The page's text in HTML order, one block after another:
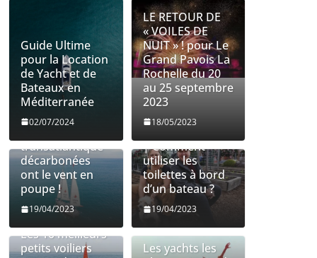
Guide Ultime
pour la Location
de Yacht et de
Bateaux en
Méditerranée
02/07/2024
LE RETOUR DE
« VOILES DE
NUIT » ! pour Le
Grand Pavois La
Rochelle du 20
au 25 septembre
2023
18/05/2023
Les entreprises
transatlantique
décarbonées
ont le vent en
poupe !
19/04/2023
Utilisation des
| Comment
utiliser les
toilettes à bord
d’un bateau ?
19/04/2023
Les 10 meilleurs
petits voiliers
Les yachts les